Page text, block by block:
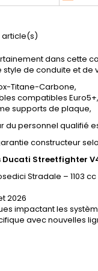
noire
de
CNC
noir,
article(s)
dans cette
style de conduite et
Titane-Carbone,
compatibles
supports de plaque,
du personnel qualifié
constructeur
Streetfighter
Stradale – 1103 cc
2026
impactant les
avec nouvelles